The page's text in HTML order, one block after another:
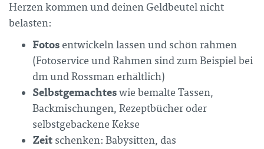
Herzen kommen und deinen Geldbeutel nicht
belasten:
Fotos entwickeln lassen und schön rahmen
(Fotoservice und Rahmen sind zum Beispiel bei
dm und Rossman erhältlich)
Selbstgemachteswie bemalte Tassen,
Backmischungen, Rezeptbücher oder
selbstgebackene Kekse
Zeit schenken: Babysitten, das